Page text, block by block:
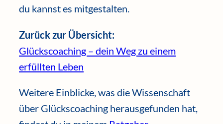
du kannst es mitgestalten.
Zurück zur Übersicht:
Glückscoaching – dein Weg zu einem
erfüllten Leben
Weitere Einblicke, was die Wissenschaft
über Glückscoaching herausgefunden hat,